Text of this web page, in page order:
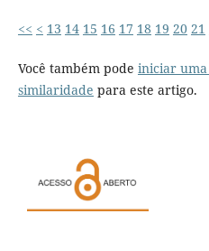
<< < 13 14 15 16 17 18 19 20 21
Você também pode iniciar uma
similaridade para este artigo.